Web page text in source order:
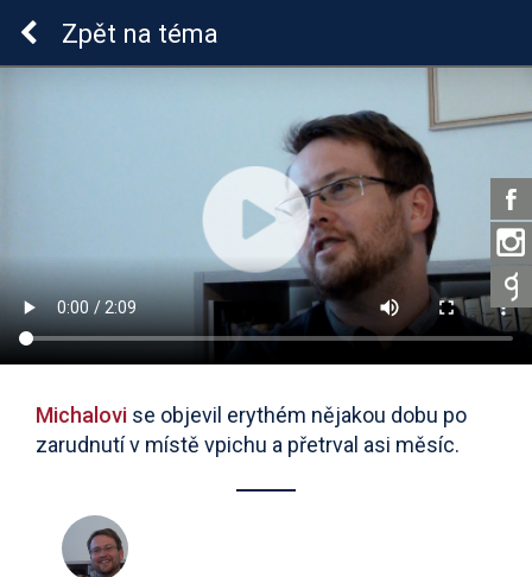
Lymeská borrelióza
Zpět na téma
Michalovi se objevil erythém nějakou dobu po
zarudnutí v místě vpichu a přetrval asi měsíc.